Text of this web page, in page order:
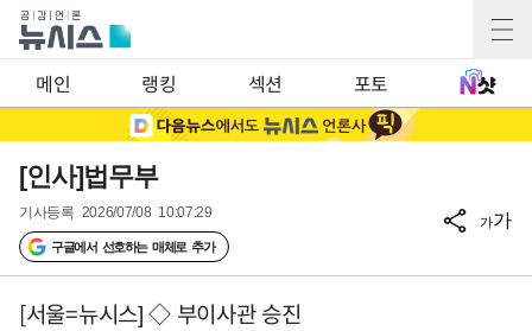
메인 랭킹 섹션 포토
[인사]법무부
기사등록 2026/07/08 10:07:29
구글에서 선호하는 매체로 추가
가가
[서울=뉴시스] ◇ 부이사관 승진